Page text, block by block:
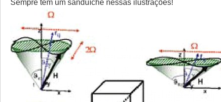
Sempre tem um sanduíche nessas ilustrações!